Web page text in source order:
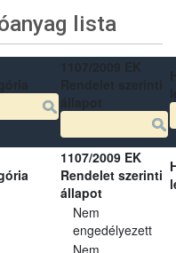
lista
1107/2009 EK
Rendelet szerinti
állapot
Nem
engedélyezett